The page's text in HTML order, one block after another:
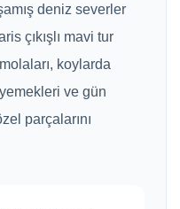
deniz severler
çıkışlı mavi tur
koylarda
ve gün
parçalarını